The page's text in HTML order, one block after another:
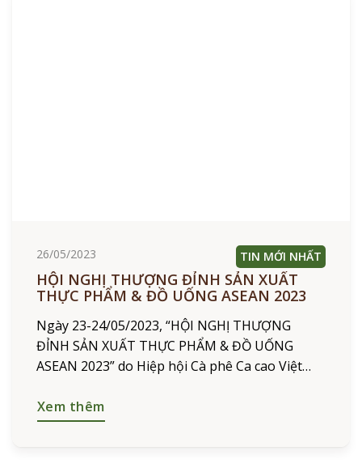
26/05/2023 TIN MỚI NHẤT
HỘI NGHỊ THƯỢNG ĐỈNH SẢN XUẤT
THỰC PHẨM & ĐỒ UỐNG ASEAN 2023
Ngày 23-24/05/2023, “HỘI NGHỊ THƯỢNG
ĐỈNH SẢN XUẤT THỰC PHẨM & ĐỒ UỐNG
ASEAN 2023” do Hiệp hội Cà phê Ca cao Việt
TP.HCM. Tham
Xem thêm